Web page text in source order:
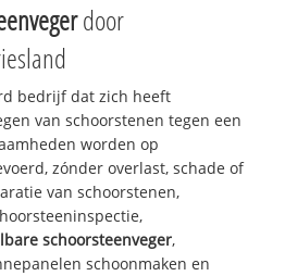
door
bedrijf dat zich heeft
van schoorstenen tegen een
worden op
zónder overlast, schade of
van schoorstenen,
schoorsteenveger,
schoonmaken en